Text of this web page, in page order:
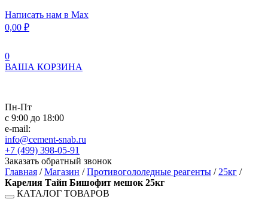
Написать нам в Max
0,00 ₽
0
ВАША КОРЗИНА
Пн-Пт
с 9:00 до 18:00
e-mail:
info@cement-snab.ru
+7 (499) 398-05-91
Заказать обратный звонок
Главная /Магазин /Противогололедные реагенты / 25кг /
Карелия Тайп Бишофит мешок 25кг
КАТАЛОГ ТОВАРОВ